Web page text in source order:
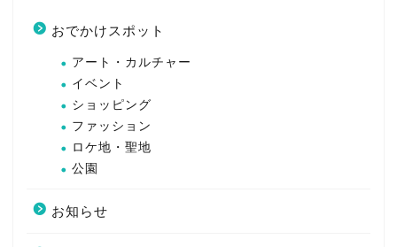
おでかけスポット
アート・カルチャー
イベント
ショッピング
ファッション
ロケ地・聖地
公園
お知らせ